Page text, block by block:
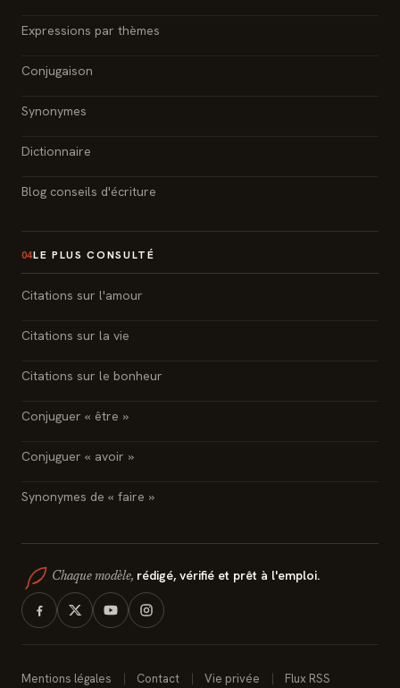
Expressions par thèmes
Conjugaison
Synonymes
Dictionnaire
Blog conseils d'écriture
04LE PLUS CONSULTÉ
Citations sur l'amour
Citations sur la vie
Citations sur le bonheur
Conjuguer « être »
Conjuguer « avoir »
Synonymes de « faire »
Chaque modèle, rédigé, vérifié et prêt à l'emploi.
Mentions légales Contact Vie privée Flux RSS